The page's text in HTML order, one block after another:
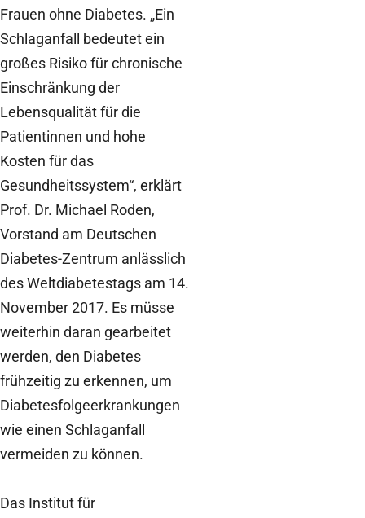
Frauen ohne Diabetes. „Ein
Schlaganfall bedeutet ein
großes Risiko für chronische
Einschränkung der
Lebensqualität für die
Patientinnen und hohe
Kosten für das
Gesundheitssystem“, erklärt
Prof. Dr. Michael Roden,
Vorstand am Deutschen
Diabetes-Zentrum anlässlich
des Weltdiabetestags am 14.
November 2017. Es müsse
weiterhin daran gearbeitet
werden, den Diabetes
frühzeitig zu erkennen, um
Diabetesfolgeerkrankungen
wie einen Schlaganfall
vermeiden zu können.
Das Institut für